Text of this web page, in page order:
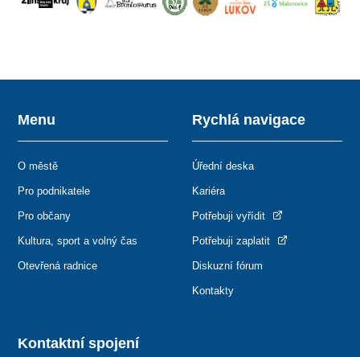
Kontaktní spojení
Menu
O městě
Pro podnikatele
Pro občany
Kultura, sport a volný čas
Otevřená radnice
Rychlá navigace
Úřední deska
Kariéra
Potřebuji vyřídit
Potřebuji zaplatit
Diskuzní fórum
Kontakty